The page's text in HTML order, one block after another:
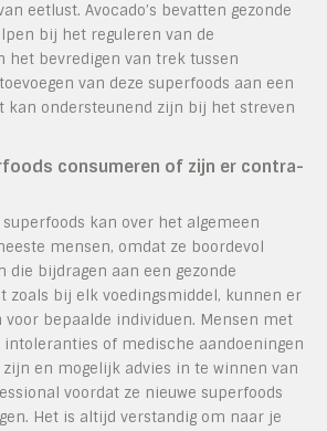
eetlust. Avocado’s bevatten gezonde
bij het reguleren van de
het bevredigen van trek tussen
van deze superfoods aan een
kan ondersteunend zijn bij het streven
consumeren of zijn er contra-
kan over het algemeen
mensen, omdat ze boordevol
die bijdragen aan een gezonde
zoals bij elk voedingsmiddel, kunnen er
bepaalde individuen. Mensen met
of medische aandoeningen
en mogelijk advies in te winnen van
voordat ze nieuwe superfoods
Het is altijd verstandig om naar je